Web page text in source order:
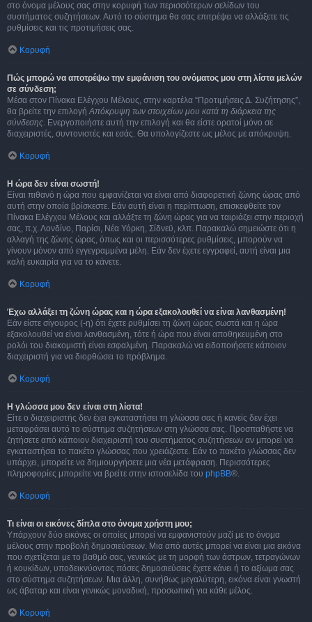
στο όνομα μέλους σας στην κορυφή των περισσότερων σελίδων του
συστήματος συζητήσεων. Αυτό το σύστημα θα σας επιτρέψει να αλλάξετε τις
ρυθμίσεις και τις προτιμήσεις σας.
Κορυφή
Πώς μπορώ να αποτρέψω την εμφάνιση του ονόματος μου στη λίστα μελών
σε σύνδεση;
Μέσα στον Πίνακα Ελέγχου Μέλους, στην καρτέλα “Προτιμήσεις Δ. Συζήτησης”,
θα βρείτε την επιλογήΑπόκρυψη των στοιχείων μου κατά τη διάρκεια της
σύνδεσης. Ενεργοποιήστε αυτή την επιλογή και θα είστε ορατοί μόνο σε
διαχειριστές, συντονιστές και εσάς. Θα υπολογίζεστε ως μέλος με απόκρυψη.
Κορυφή
Η ώρα δεν είναι σωστή!
Είναι πιθανό η ώρα που εμφανίζεται να είναι από διαφορετική ζώνης ώρας από
αυτή στην οποία βρίσκεστε. Εάν αυτή είναι η περίπτωση, επισκεφθείτε τον
Πίνακα Ελέγχου Μέλους και αλλάξτε τη ζώνη ώρας για να ταιριάζει στην περιοχή
σας, π.χ. Λονδίνο, Παρίσι, Νέα Υόρκη, Σίδνεϋ, κλπ. Παρακαλώ σημειώστε ότι η
αλλαγή της ζώνης ώρας, όπως και οι περισσότερες ρυθμίσεις, μπορούν να
γίνουν μόνον από εγγεγραμμένα μέλη. Εάν δεν έχετε εγγραφεί, αυτή είναι μια
καλή ευκαιρία για να το κάνετε.
Κορυφή
Έχω αλλάξει τη ζώνη ώρας και η ώρα εξακολουθεί να είναι λανθασμένη!
Εάν είστε σίγουρος (-η) ότι έχετε ρυθμίσει τη ζώνη ώρας σωστά και η ώρα
εξακολουθεί να είναι λανθασμένη, τότε ή ώρα που είναι αποθηκευμένη στο
ρολόι του διακομιστή είναι εσφαλμένη. Παρακαλώ να ειδοποιήσετε κάποιον
διαχειριστή για να διορθώσει το πρόβλημα.
Κορυφή
Η γλώσσα μου δεν είναι στη λίστα!
Είτε ο διαχειριστής δεν έχει εγκαταστήσει τη γλώσσα σας ή κανείς δεν έχει
μεταφράσει αυτό το σύστημα συζητήσεων στη γλώσσα σας. Προσπαθήστε να
ζητήσετε από κάποιον διαχειριστή του συστήματος συζητήσεων αν μπορεί να
εγκαταστήσει το πακέτο γλώσσας που χρειάζεστε. Εάν το πακέτο γλώσσας δεν
υπάρχει, μπορείτε να δημιουργήσετε μια νέα μετάφραση. Περισσότερες
πληροφορίες μπορείτε να βρείτε στην ιστοσελίδα του phpBB®.
Κορυφή
Τι είναι οι εικόνες δίπλα στο όνομα χρήστη μου;
Υπάρχουν δύο εικόνες οι οποίες μπορεί να εμφανιστούν μαζί με το όνομα
μέλους στην προβολή δημοσιεύσεων. Μια από αυτές μπορεί να είναι μια εικόνα
που σχετίζεται με το βαθμό σας, γενικώς με τη μορφή των άστρων, τετραγώνων
ή κουκίδων, υποδεικνύοντας πόσες δημοσιεύσεις έχετε κάνει ή το αξίωμα σας
στο σύστημα συζητήσεων. Μια άλλη, συνήθως μεγαλύτερη, εικόνα είναι γνωστή
ως άβαταρ και είναι γενικώς μοναδική, προσωπική για κάθε μέλος.
Κορυφή